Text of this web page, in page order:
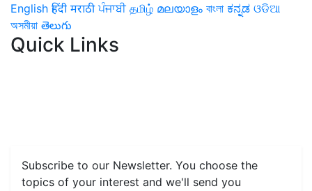
English हिंदी मराठी ਪੰਜਾਬੀ தமிழ் മലയാളം বাংলা ಕನ್ನಡ ଓଡିଆ
অসমীয়া తెలుగు
Quick Links
Subscribe to our Newsletter. You choose the
topics of your interest and we'll send you